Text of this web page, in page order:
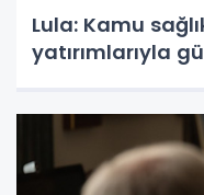
Lula: Kamu
yatırımlarıyla